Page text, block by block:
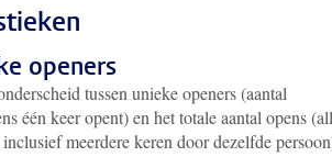
openers
tussen unieke openers (aantal
één keer opent) en het totale aantal opens
meerdere keren door dezelfde